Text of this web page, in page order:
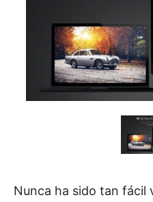
Nunca ha sido tan fácil